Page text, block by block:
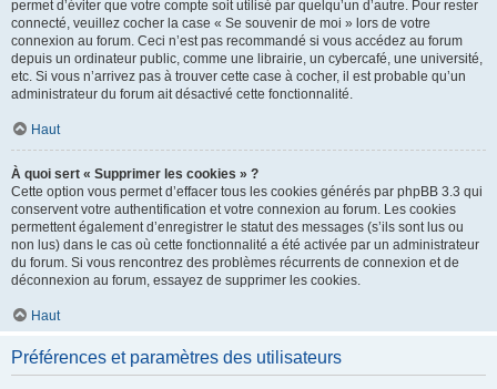
permet d’éviter que votre compte soit utilisé par quelqu’un d’autre. Pour rester
connecté, veuillez cocher la case « Se souvenir de moi » lors de votre
connexion au forum. Ceci n’est pas recommandé si vous accédez au forum
depuis un ordinateur public, comme une librairie, un cybercafé, une université,
etc. Si vous n’arrivez pas à trouver cette case à cocher, il est probable qu’un
administrateur du forum ait désactivé cette fonctionnalité.
Haut
À quoi sert « Supprimer les cookies » ?
Cette option vous permet d’effacer tous les cookies générés par phpBB 3.3 qui
conservent votre authentification et votre connexion au forum. Les cookies
permettent également d’enregistrer le statut des messages (s’ils sont lus ou
non lus) dans le cas où cette fonctionnalité a été activée par un administrateur
du forum. Si vous rencontrez des problèmes récurrents de connexion et de
déconnexion au forum, essayez de supprimer les cookies.
Haut
Préférences et paramètres des utilisateurs